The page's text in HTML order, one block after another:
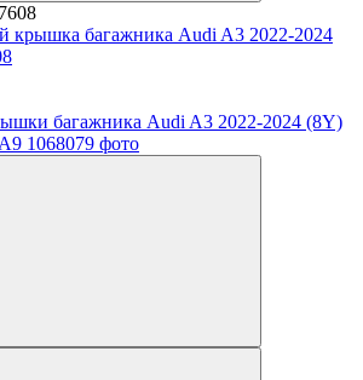
крышка багажника Audi A3 2022-2024